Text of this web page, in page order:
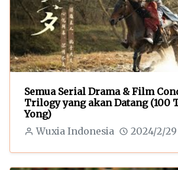
Semua Serial Drama & Film
Trilogy yang akan Datang (100
Yong)
Wuxia Indonesia 2024/2/29